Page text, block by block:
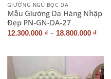
GIƯỜNG NGỦ BỌC DA
Mẫu Giường Da Hàng Nhập
Đẹp PN-GN-DA-27
12.300.000 ₫ – 18.800.000 ₫